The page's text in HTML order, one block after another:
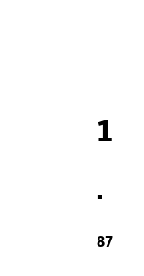
1
.
87